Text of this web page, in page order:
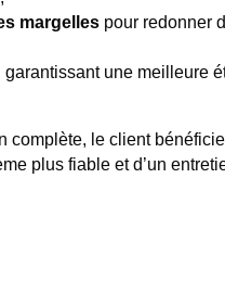
margellespour redonner
garantissant une meilleure
complète, le client
plus fiable et d’un